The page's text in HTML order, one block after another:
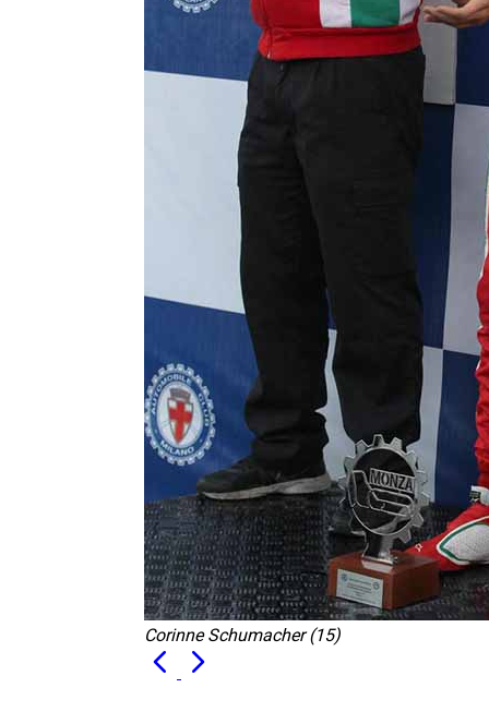
Corinne Schumacher (15)